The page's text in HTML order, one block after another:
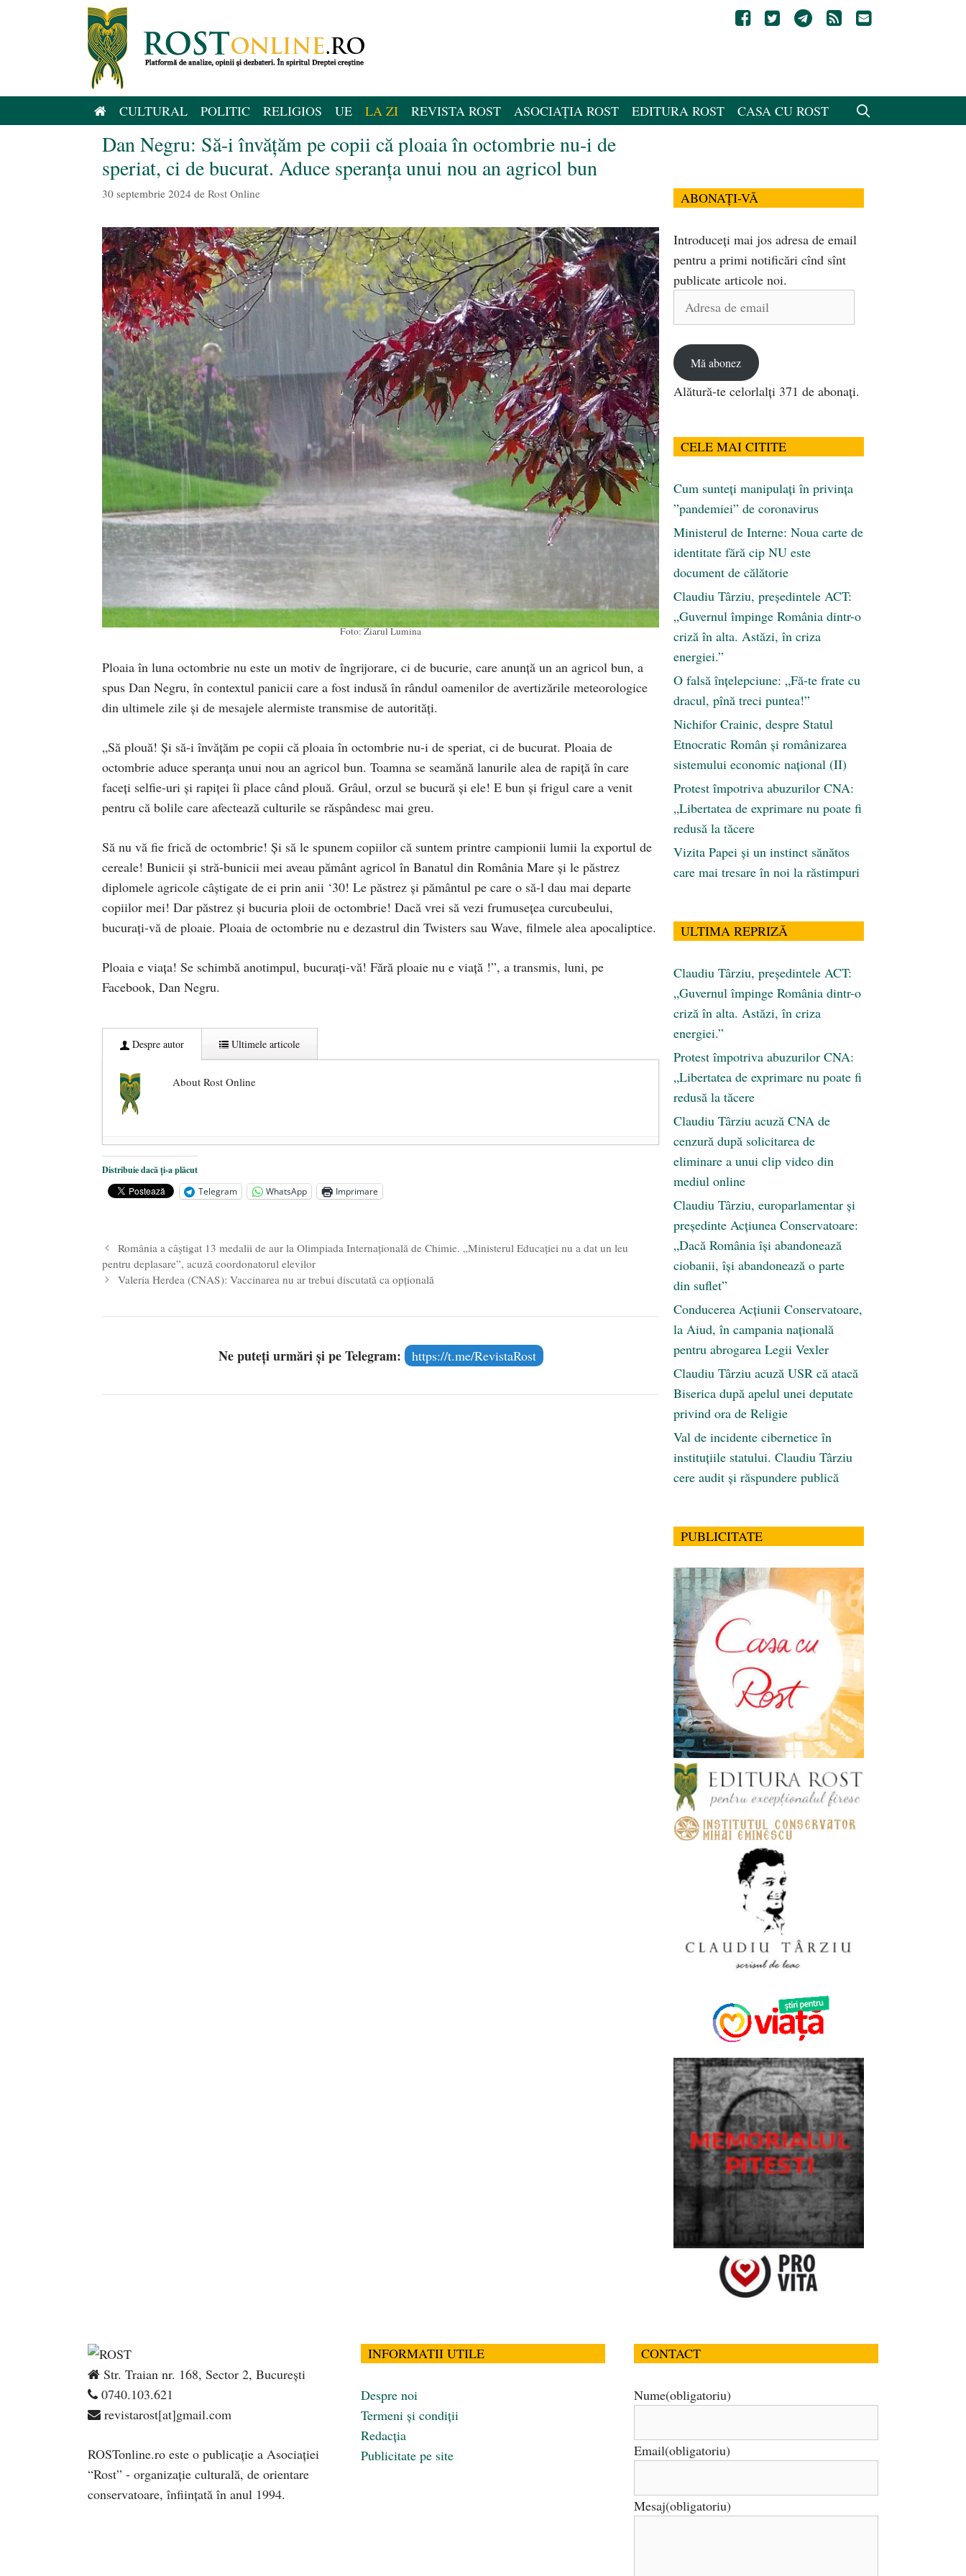
CULTURAL POLITIC RELIGIOS UE LA ZI REVISTA ROST ASOCIAȚIA ROST EDITURA ROST CASA CU ROST
Dan Negru: Să-i învățăm pe copii că ploaia în octombrie nu-i de
speriat, ci de bucurat. Aduce speranța unui nou an agricol bun
30 septembrie 2024 de Rost Online
Foto: Ziarul Lumina
Ploaia în luna octombrie nu este un motiv de îngrijorare, ci de bucurie, care anunță un an agricol bun, a
spus Dan Negru, în contextul panicii care a fost indusă în rândul oamenilor de avertizările meteorologice
din ultimele zile și de mesajele alermiste transmise de autorități.
„Să plouă! Și să-i învățăm pe copii că ploaia în octombrie nu-i de speriat, ci de bucurat. Ploaia de
octombrie aduce speranța unui nou an agricol bun. Toamna se seamănă lanurile alea de rapiță în care
faceți selfie-uri și rapiței îi place când plouă. Grâul, orzul se bucură și ele! E bun și frigul care a venit
pentru că bolile care afectează culturile se răspândesc mai greu.
Să nu vă fie frică de octombrie! Și să le spunem copiilor că suntem printre campionii lumii la exportul de
cereale! Bunicii și stră-bunicii mei aveau pământ agricol în Banatul din România Mare și le păstrez
diplomele agricole câștigate de ei prin anii ‘30! Le păstrez și pământul pe care o să-l dau mai departe
copiilor mei! Dar păstrez și bucuria ploii de octombrie! Dacă vrei să vezi frumusețea curcubeului,
bucurați-vă de ploaie. Ploaia de octombrie nu e dezastrul din Twisters sau Wave, filmele alea apocaliptice.
Ploaia e viața! Se schimbă anotimpul, bucurați-vă! Fără ploaie nu e viață !”, a transmis, luni, pe
Facebook, Dan Negru.
Despre autor Ultimele articole
About Rost Online
Dezvăluiri cutremurătoare despre președintele Ucrainei, Volodymyr Zelensky
Statul care servește Națiunea - 21 aprilie 2026
Legea Vexler produce efecte. Bustul poetului Octavian Goga, înlăturat din Iași
Distribuie dacă ți-a plăcut
Telegram
WhatsApp Imprimare
România a câștigat 13 medalii de aur la Olimpiada Internațională de Chimie. „Ministerul Educației nu a dat un leu
pentru deplasare”, acuză coordonatorul elevilor
Valeria Herdea (CNAS): Vaccinarea nu ar trebui discutată ca opţională
Ne puteți urmări și pe Telegram: https://t.me/RevistaRost
ABONAȚI-VĂ
Introduceți mai jos adresa de email
pentru a primi notificări cînd sînt
publicate articole noi.
Adresa
Mă abonez
Alătură-te celorlalți 371 de abonați.
CELE MAI CITITE
Cum sunteți manipulați în privința
”pandemiei” de coronavirus
Ministerul de Interne: Noua carte de
identitate fără cip NU este
document de călătorie
Claudiu Târziu, președintele ACT:
„Guvernul împinge România dintr-o
criză în alta. Astăzi, în criza
energiei.”
O falsă înțelepciune: „Fă-te frate cu
dracul, pînă treci puntea!”
Nichifor Crainic, despre Statul
Etnocratic Român şi românizarea
sistemului economic naţional (II)
Protest împotriva abuzurilor CNA:
„Libertatea de exprimare nu poate fi
redusă la tăcere
Vizita Papei și un instinct sănătos
care mai tresare în noi la răstimpuri
ULTIMA REPRIZĂ
Claudiu Târziu, președintele ACT:
„Guvernul împinge România dintr-o
criză în alta. Astăzi, în criza
energiei.”
Protest împotriva abuzurilor CNA:
„Libertatea de exprimare nu poate fi
redusă la tăcere
Claudiu Târziu acuză CNA de
cenzură după solicitarea de
eliminare a unui clip video din
mediul online
Claudiu Târziu, europarlamentar și
președinte Acțiunea Conservatoare:
„Dacă România își abandonează
ciobanii, își abandonează o parte
din suflet”
Conducerea Acțiunii Conservatoare,
la Aiud, în campania națională
pentru abrogarea Legii Vexler
Claudiu Târziu acuză USR că atacă
Biserica după apelul unei deputate
privind ora de Religie
Val de incidente cibernetice în
instituțiile statului. Claudiu Târziu
cere audit și răspundere publică
PUBLICITATE
Str. Traian nr. 168, Sector 2, București
0740.103.621
revistarost[at]gmail.com
ROSTonline.ro este o publicaţie a Asociaţiei
“Rost” - organizaţie culturală, de orientare
conservatoare, înfiinţată în anul 1994.
INFORMATII UTILE
Despre noi
Termeni și condiții
Redacția
Publicitate pe site
CONTACT
Nume(obligatoriu)
Email(obligatoriu)
Mesaj(obligatoriu)